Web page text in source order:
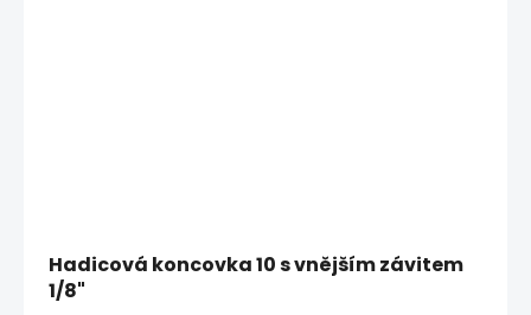
Hadicová koncovka 10 s vnějším závitem
1/8"